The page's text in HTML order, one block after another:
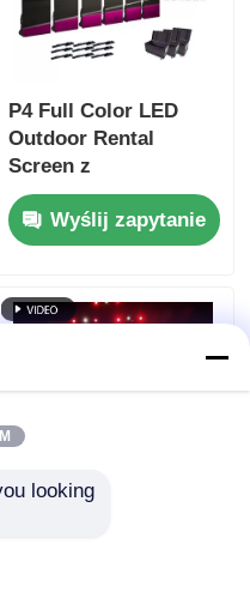
P4 Full Color LED
Outdoor Rental
Screen z
częstotliwością
odświeżania 7680Hz i
wodoodpornością
Wall Display
Wyślij zapytanie
looking